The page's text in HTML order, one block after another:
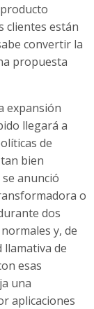
clientes están
convertir la
propuesta
expansión
llegará a
de
bien
anunció
o
dos
y, de
llamativa de
esas
una
aplicaciones